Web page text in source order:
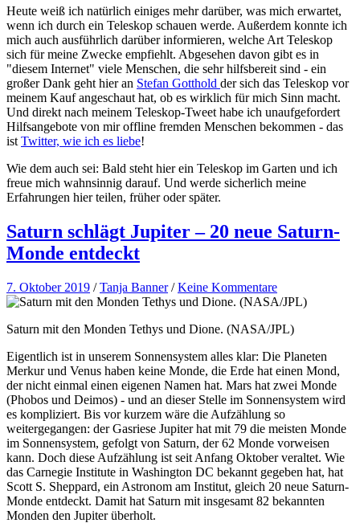
Heute weiß ich natürlich einiges mehr darüber, was mich erwartet,
wenn ich durch ein Teleskop schauen werde. Außerdem konnte ich
mich auch ausführlich darüber informieren, welche Art Teleskop
sich für meine Zwecke empfiehlt. Abgesehen davon gibt es in
"diesem Internet" viele Menschen, die sehr hilfsbereit sind - ein
großer Dank geht hier an Stefan Gotthold der sich das Teleskop vor
meinem Kauf angeschaut hat, ob es wirklich für mich Sinn macht.
Und direkt nach meinem Teleskop-Tweet habe ich unaufgefordert
Hilfsangebote von mir offline fremden Menschen bekommen - das
ist Twitter, wie ich es liebe!
Wie dem auch sei: Bald steht hier ein Teleskop im Garten und ich
freue mich wahnsinnig darauf. Und werde sicherlich meine
Erfahrungen hier teilen, früher oder später.
Saturn schlägt Jupiter – 20 neue Saturn-
Monde entdeckt
7. Oktober 2019 /Tanja Banner /Keine Kommentare
Saturn mit den Monden Tethys und Dione. (NASA/JPL)
Eigentlich ist in unserem Sonnensystem alles klar: Die Planeten
Merkur und Venus haben keine Monde, die Erde hat einen Mond,
der nicht einmal einen eigenen Namen hat. Mars hat zwei Monde
(Phobos und Deimos) - und an dieser Stelle im Sonnensystem wird
es kompliziert. Bis vor kurzem wäre die Aufzählung so
weitergegangen: der Gasriese Jupiter hat mit 79 die meisten Monde
im Sonnensystem, gefolgt von Saturn, der 62 Monde vorweisen
kann. Doch diese Aufzählung ist seit Anfang Oktober veraltet. Wie
das Carnegie Institute in Washington DC bekannt gegeben hat, hat
Scott S. Sheppard, ein Astronom am Institut, gleich 20 neue Saturn-
Monde entdeckt. Damit hat Saturn mit insgesamt 82 bekannten
Monden den Jupiter überholt.